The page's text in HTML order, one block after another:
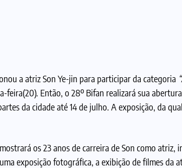
a atriz Son Ye-jin para participar da categoria
Então, o 28º Bifan realizará sua
da cidade até 14 de julho. A exposição, da
os 23 anos de carreira de Son como atriz,
exposição fotográfica, a exibição de filmes da